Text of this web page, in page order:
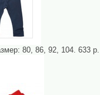
80, 86, 92, 104. 633 р.